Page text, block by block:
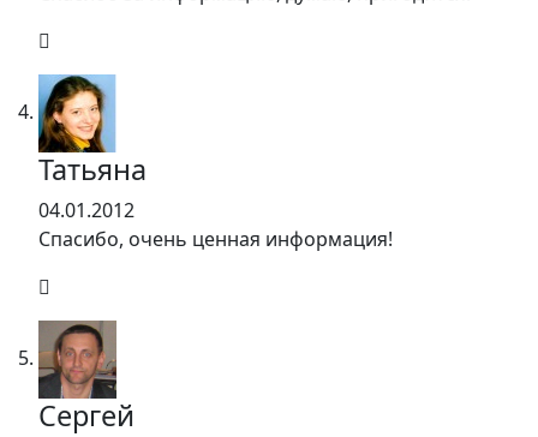
Татьяна
04.01.2012
Спасибо, очень ценная информация!
Сергей